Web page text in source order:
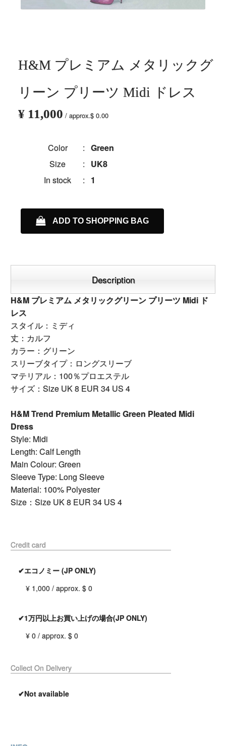
H&M プレミアム メタリックグ
リーン プリーツ Midi ドレス
¥ 11,000 / approx.$ 0.00
Color : Green
Size
: UK8
In stock
: 1
ADD TO SHOPPING BAG
Description
H&M プレミアム メタリックグリーン プリーツ Midi ド
レス
スタイル：ミディ
丈：カルフ
カラー：グリーン
スリーブタイプ：ロングスリーブ
マテリアル：100％プロエステル
サイズ：Size UK 8 EUR 34 US 4
H&M Trend Premium Metallic Green Pleated Midi
Dress
Style: Midi
Length: Calf Length
Main Colour: Green
Sleeve Type: Long Sleeve
Material: 100% Polyester
Size：Size UK 8 EUR 34 US 4
Credit card
✔エコノミー (JP ONLY)
¥ 1,000 / approx. $ 0
✔1万円以上お買い上げの場合(JP ONLY)
¥ 0 / approx. $ 0
Collect On Delivery
✔Not available